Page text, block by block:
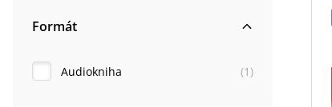
Formát
Audiokniha (1 )